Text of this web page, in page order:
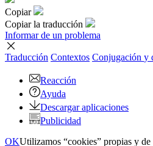
Copiar
Copiar la traducción
Informar de un problema
Traducción Contextos Conjugación y
Reacción
Ayuda
Descargar aplicaciones
Publicidad
OKUtilizamos “cookies” propias y de